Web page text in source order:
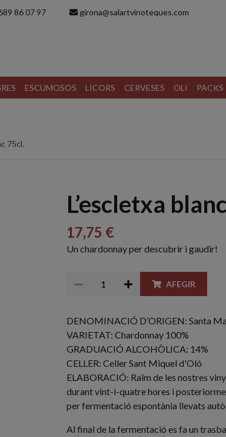
86 07 97 girona@salartvinoteques.com
ESCUMOSOS LICORS CERVESES OLI
75cl.
L’escletxa
17,75 €
Un chardonnay per descubrir i gaudir!
AFEGIR
DENOMINACIÓ D’ORIGEN: Santa
VARIETAT: Chardonnay 100%
GRADUACIÓ ALCOHÒLICA: 14%
CELLER: Celler Sant Miquel d'Oló
ELABORACIÓ: Raïm de les nostres
durant vint-i-quatre hores i
per fermentació espontània llevats
Al final de la fermentació es fa un